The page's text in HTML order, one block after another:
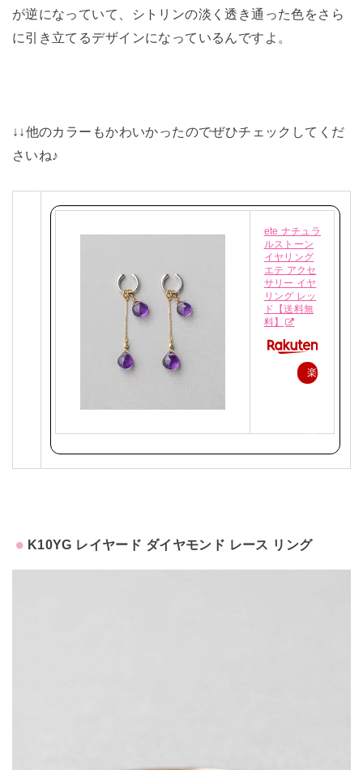
が逆になっていて、シトリンの淡く透き通った色をさら
に引き立てるデザインになっているんですよ。
↓↓他のカラーもかわいかったのでぜひチェックしてくだ
さいね♪
ete ナチュラ
ルストーン
イヤリング
エテ アクセ
サリー イヤ
リング レッ
ド【送料無
料】
楽
K10YG レイヤード ダイヤモンド レース リング